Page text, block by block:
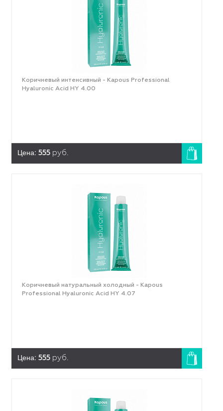
Коричневый интенсивный - Kapous Professional
Hyaluronic Acid HY 4.00
Цена: 555 руб.
Коричневый натуральный холодный - Kapous
Professional Hyaluronic Acid HY 4.07
Цена: 555 руб.